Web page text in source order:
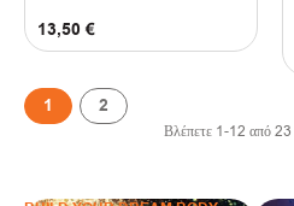
Βλέπετε 1-12 από23
13,50 €
1 2